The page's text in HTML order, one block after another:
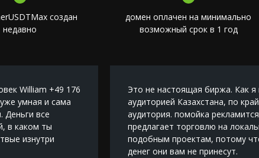
создан
недавно
домен оплачен на минимально
возможный срок в 1 год
William +49 176
умная и сама
Деньги все
в каком ты
изнутри
Это не настоящая биржа. Как
аудиторией Казахстана, по
аудитория. помойка
предлагает торговлю на
подобным проектам, потому
денег они вам не принесут.